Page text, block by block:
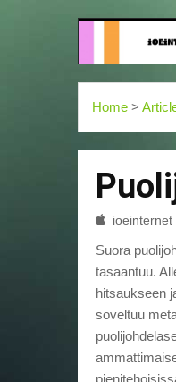
Home >
ioeinternet
Suora
tasaantuu.
hitsaukseen
soveltuu